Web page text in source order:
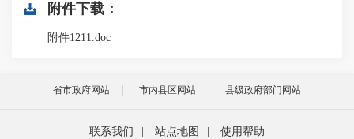
附件下载：
附件1211.doc
省市政府网站 市内县区网站 县级政府部门网站
联系我们 站点地图 使用帮助